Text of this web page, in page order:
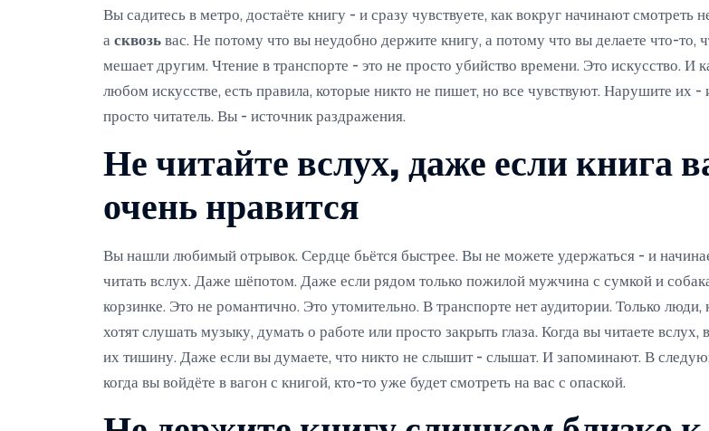
Вы садитесь в метро, достаёте книгу - и сразу чувствуете, как вокруг начинают смотреть
а сквозь вас. Не потому что вы неудобно держите книгу, а потому что вы делаете что-то,
мешает другим. Чтение в транспорте - это не просто убийство времени. Это искусство. И
любом искусстве, есть правила, которые никто не пишет, но все чувствуют. Нарушите их -
просто читатель. Вы - источник раздражения.
Не читайте вслух, даже если книга
очень нравится
Вы нашли любимый отрывок. Сердце бьётся быстрее. Вы не можете удержаться - и
читать вслух. Даже шёпотом. Даже если рядом только пожилой мужчина с сумкой и
корзинке. Это не романтично. Это утомительно. В транспорте нет аудитории. Только люди,
хотят слушать музыку, думать о работе или просто закрыть глаза. Когда вы читаете вслух,
их тишину. Даже если вы думаете, что никто не слышит - слышат. И запоминают. В
когда вы войдёте в вагон с книгой, кто-то уже будет смотреть на вас с опаской.